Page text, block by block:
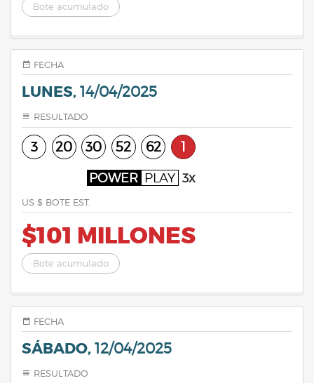
Bote acumulado
FECHA
LUNES, 14/04/2025
RESULTADO
3 20 30 52 62 1
POWER PLAY 3x
US $ BOTE EST.
$101 MILLONES
Bote acumulado
FECHA
SÁBADO, 12/04/2025
RESULTADO